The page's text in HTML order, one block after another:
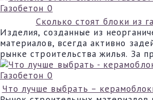
Газобетон 0
Сколько стоят блоки из
Изделия, созданные из
материалов, всегда активно
рынке строительства жилья. За
Газобетон 0
Что лучше выбрать –